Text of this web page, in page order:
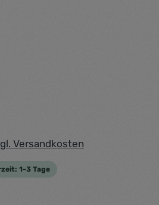
Versandkosten
1-3 Tage